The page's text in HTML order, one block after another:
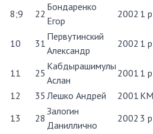
8;9
22
Бондаренко
Егор
2002 1 р
10
31
Первутинский
Александр
2002 1 р
11 25
Кабдырашимулы
Аслан
2001 1 р
12
35 Лешко Андрей 2001
13
28
Залогин
Даниллично
2002 3 р